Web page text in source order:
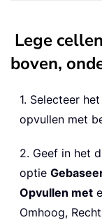
Lege
boven,
1. Selecteer
opvullen met
2. Geef in het
optie
Opvullen met
Omhoog,